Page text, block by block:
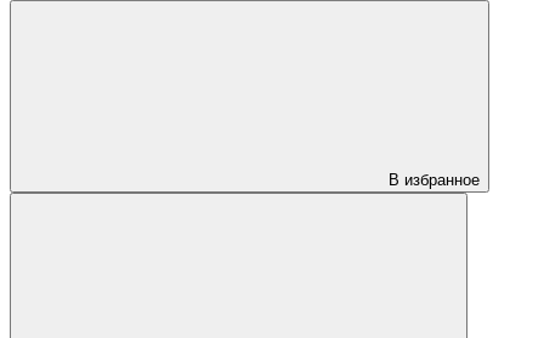
В избранное